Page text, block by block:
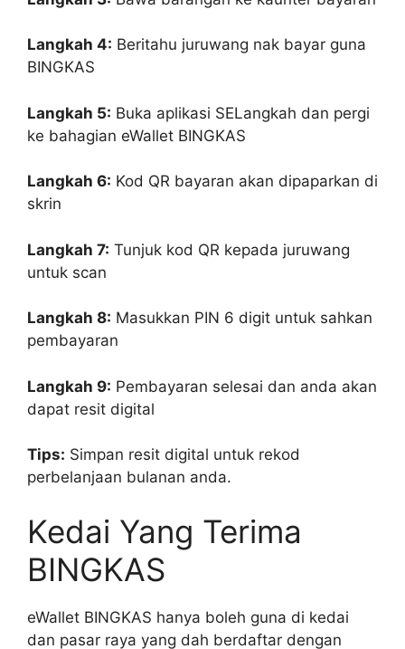
Langkah 4: Beritahu juruwang nak bayar guna
BINGKAS
Langkah 5: Buka aplikasi SELangkah dan pergi
ke bahagian eWallet BINGKAS
Langkah 6: Kod QR bayaran akan dipaparkan di
skrin
Langkah 7: Tunjuk kod QR kepada juruwang
untuk scan
Langkah 8: Masukkan PIN 6 digit untuk sahkan
pembayaran
Langkah 9: Pembayaran selesai dan anda akan
dapat resit digital
Tips: Simpan resit digital untuk rekod
perbelanjaan bulanan anda.
Kedai Yang Terima
BINGKAS
eWallet BINGKAS hanya boleh guna di kedai
dan pasar raya yang dah berdaftar dengan